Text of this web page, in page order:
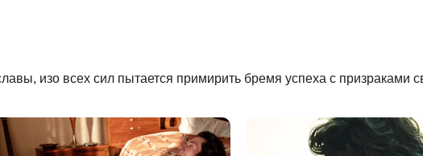
изо всех сил пытается примирить бремя успеха с призраками